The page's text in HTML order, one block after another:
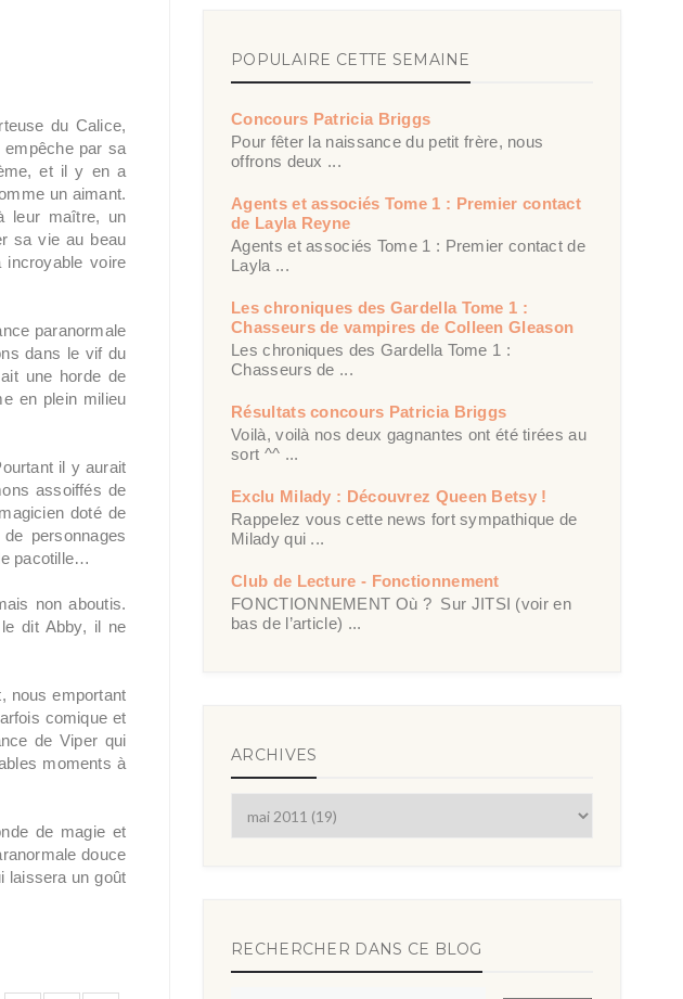
du Calice,
par sa
et il y en a
un aimant.
leur maître, un
sa vie au beau
incroyable voire
paranormale
dans le vif du
une horde de
en plein milieu
il y aurait
assoiffés de
doté de
personnages
pacotille…
non aboutis.
dit Abby, il ne
nous emportant
comique et
de Viper qui
moments à
de magie et
douce
laissera un goût
POPULAIRE CETTE SEMAINE
Concours Patricia Briggs
Pour fêter la naissance du petit frère, nous
offrons deux ...
Agents et associés Tome 1 : Premier contact
de Layla Reyne
Agents et associés Tome 1 : Premier contact de
Layla ...
Les chroniques des Gardella Tome 1 :
Chasseurs de vampires de Colleen Gleason
Les chroniques des Gardella Tome 1 :
Chasseurs de ...
Résultats concours Patricia Briggs
Voilà, voilà nos deux gagnantes ont été tirées au
sort ^^ ...
Exclu Milady : Découvrez Queen Betsy !
Rappelez vous cette news fort sympathique de
Milady qui ...
Club de Lecture - Fonctionnement
FONCTIONNEMENT Où ? Sur JITSI (voir en
bas de l’article) ...
ARCHIVES
RECHERCHER DANS CE BLOG